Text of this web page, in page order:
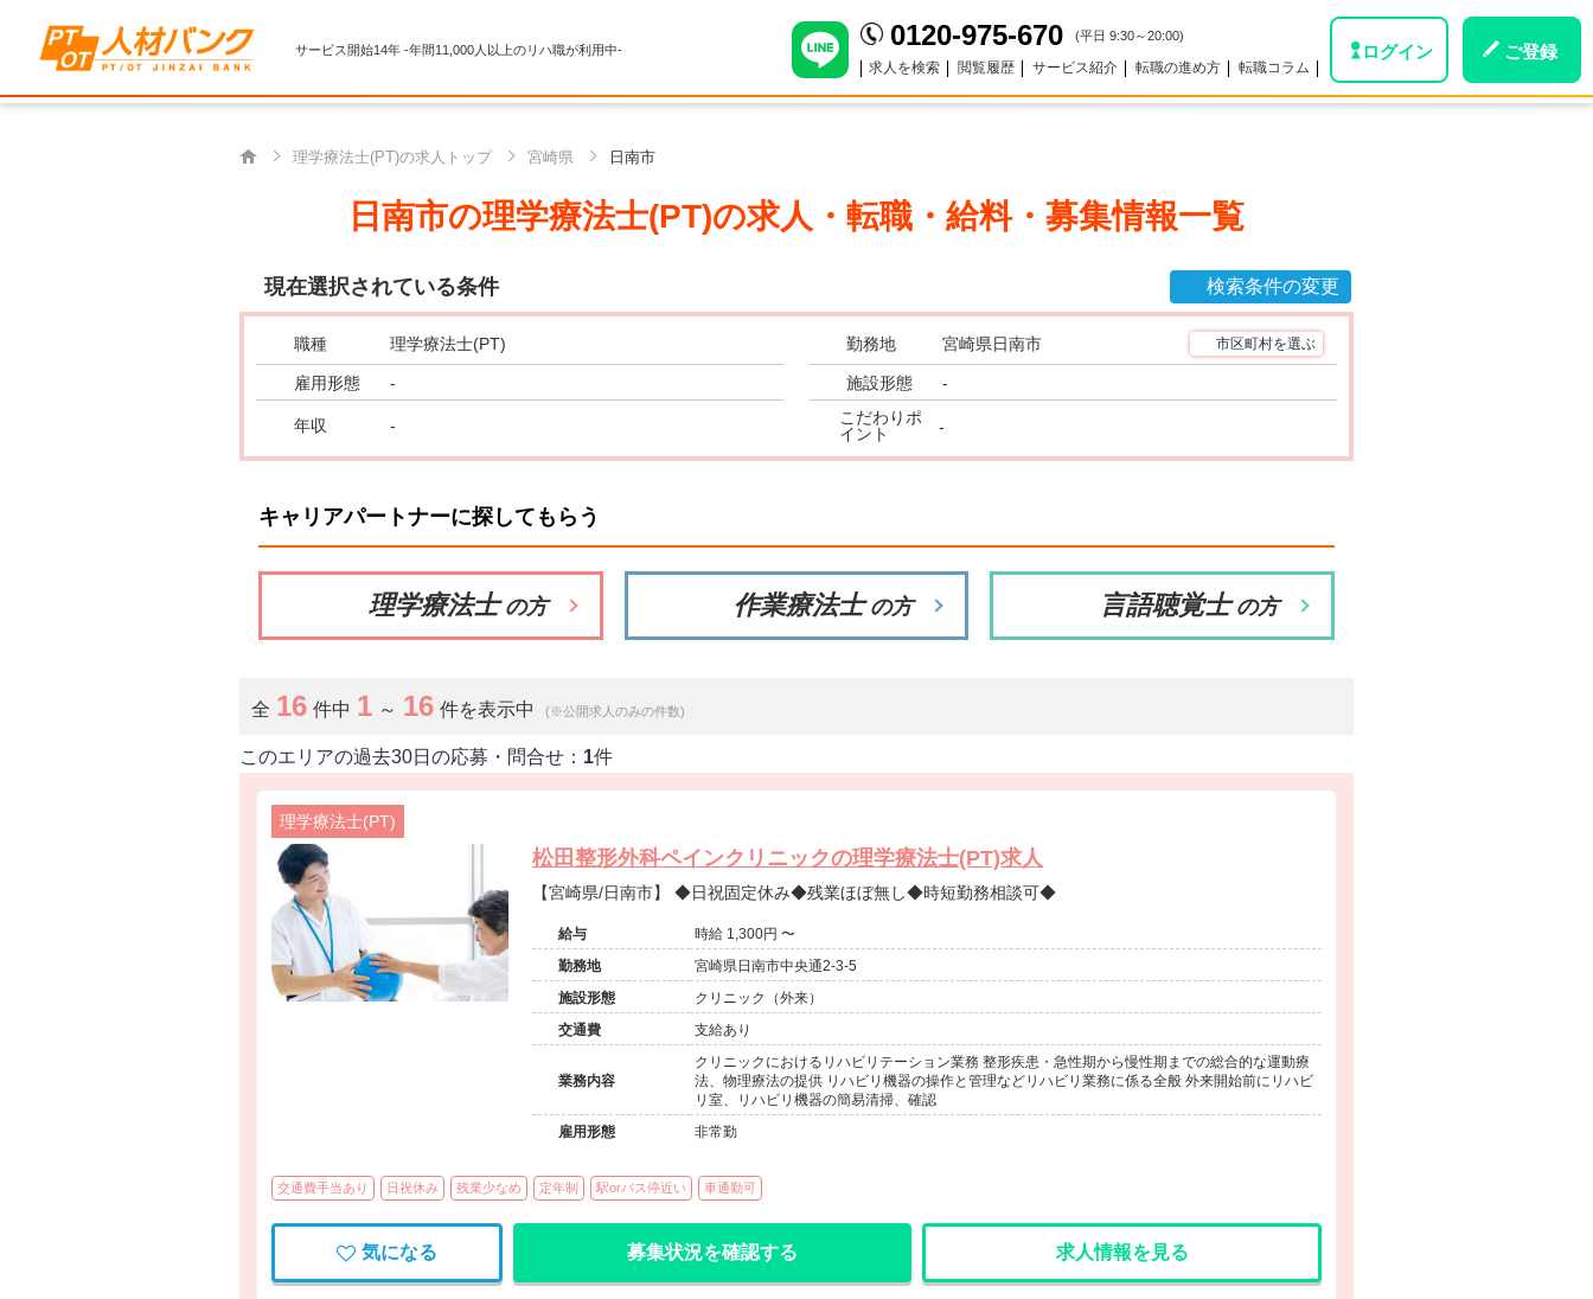
サービス開始14年 -年間11,000人以上のリハ職が利用中- 0120-975-670 (平日 9:30～20:00)
求人を検索 閲覧履歴 サービス紹介 転職の進め方 転職コラム
ログイン ご登録
理学療法士(PT)の求人トップ 宮崎県 日南市
日南市の理学療法士(PT)の求人・転職・給料・募集情報一覧
現在選択されている条件 検索条件の変更
職種 理学療法士(PT) 勤務地 宮崎県日南市 市区町村を選ぶ
雇用形態 - 施設形態 -
年収 -
こだわりポ
イント
-
キャリアパートナーに探してもらう
理学療法士 の方 作業療法士 の方 言語聴覚士 の方
全 16 件中 1 ～ 16 件を表示中 (※公開求人のみの件数)
このエリアの過去30日の応募・問合せ： 1件
理学療法士(PT)
松田整形外科ペインクリニックの理学療法士(PT)求人
【宮崎県/日南市】 ◆日祝固定休み◆残業ほぼ無し◆時短勤務相談可◆
給与
時給 1,300円 〜
勤務地
宮崎県日南市中央通2-3-5
施設形態
クリニック（外来）
交通費
支給あり
業務内容
クリニックにおけるリハビリテーション業務 整形疾患・急性期から慢性期までの総合的な運動療
法、物理療法の提供 リハビリ機器の操作と管理などリハビリ業務に係る全般 外来開始前にリハビ
リ室、リハビリ機器の簡易清掃、確認
雇用形態
非常勤
交通費手当あり 日祝休み 残業少なめ 定年制 駅orバス停近い 車通勤可
気になる 募集状況を確認する 求人情報を見る